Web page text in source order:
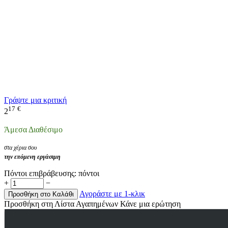
Γράψτε μια κριτική
217 €
Άμεσα Διαθέσιμο
στα χέρια σου
την επόμενη εργάσιμη
Πόντοι επιβράβευσης: πόντοι
+
−
Προσθήκη στο Καλάθι
Αγοράστε με 1-κλικ
Προσθήκη στη Λίστα Αγαπημένων Κάνε μια ερώτηση